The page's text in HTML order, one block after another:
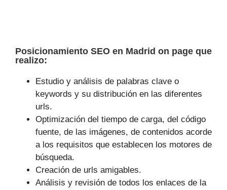
Posicionamiento SEO en Madrid on page que
realizo:
Estudio y análisis de palabras clave o
keywords y su distribución en las diferentes
urls.
Optimización del tiempo de carga, del código
fuente, de las imágenes, de contenidos acorde
a los requisitos que establecen los motores de
búsqueda.
Creación de urls amigables.
Análisis y revisión de todos los enlaces de la